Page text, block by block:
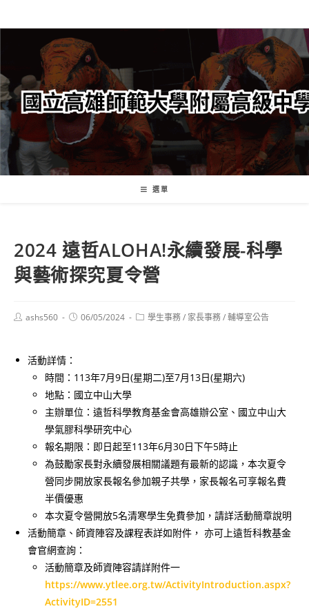
轉
要
內
容
選單
2024 遠哲ALOHA!永續發展-科學
與藝術探究夏令營
Postashs560
Post06/05/2024
Post學生事務/ 家長事務/輔導室公告
活動詳情：
時間：113年7月9日(星期二)至7月13日(星期六)
地點：國立中山大學
主辦單位：遠哲科學教育基金會高雄辦公室、國立中山大
學氣膠科學研究中心
報名期限：即日起至113年6月30日下午5時止
為鼓勵家長對永續發展相關議題有最新的認識，本次夏令
營同步開放家長報名參加親子共學，家長報名可享報名費
半價優惠
本次夏令營開放5名清寒學生免費參加，請詳活動簡章說明
活動簡章、師資陣容及課程表詳如附件， 亦可上遠哲科教基金
會官網查詢：
活動簡章及師資陣容請詳附件一
https://www.ytlee.org.tw/ActivityIntroduction.aspx?
ActivityID=2551